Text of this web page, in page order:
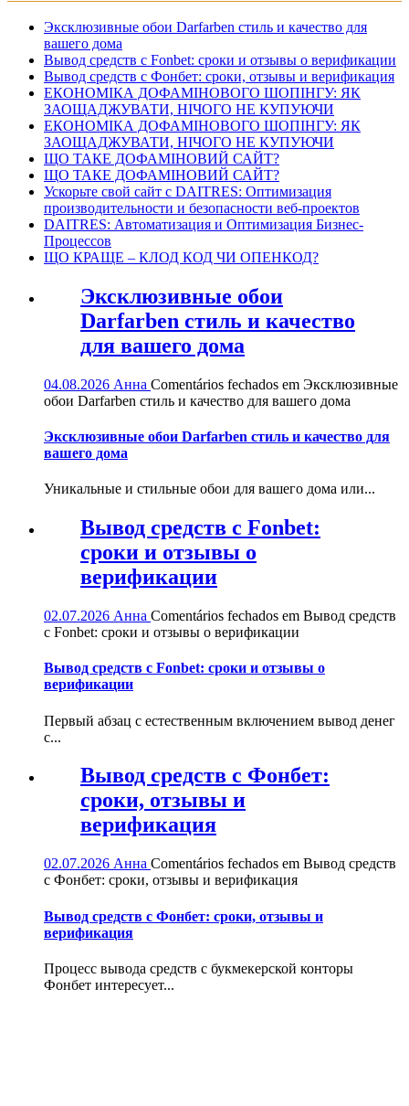
Эксклюзивные обои Darfarben стиль и качество для
вашего дома
Вывод средств с Fonbet: сроки и отзывы о верификации
Вывод средств с Фонбет: сроки, отзывы и верификация
ЕКОНОМІКА ДОФАМІНОВОГО ШОПІНГУ: ЯК
ЗАОЩАДЖУВАТИ, НІЧОГО НЕ КУПУЮЧИ
ЕКОНОМІКА ДОФАМІНОВОГО ШОПІНГУ: ЯК
ЗАОЩАДЖУВАТИ, НІЧОГО НЕ КУПУЮЧИ
ЩО ТАКЕ ДОФАМІНОВИЙ САЙТ?
ЩО ТАКЕ ДОФАМІНОВИЙ САЙТ?
Ускорьте свой сайт с DAITRES: Оптимизация
производительности и безопасности веб-проектов
DAITRES: Автоматизация и Оптимизация Бизнес-
Процессов
ЩО КРАЩЕ – КЛОД КОД ЧИ ОПЕНКОД?
Эксклюзивные обои
Darfarben стиль и качество
для вашего дома
04.08.2026 Анна Comentários fechados em Эксклюзивные
обои Darfarben стиль и качество для вашего дома
Эксклюзивные обои Darfarben стиль и качество для
вашего дома
Уникальные и стильные обои для вашего дома или...
Вывод средств с Fonbet:
сроки и отзывы о
верификации
02.07.2026 Анна Comentários fechados em Вывод средств
с Fonbet: сроки и отзывы о верификации
Вывод средств с Fonbet: сроки и отзывы о
верификации
Первый абзац с естественным включением вывод денег
с...
Вывод средств с Фонбет:
сроки, отзывы и
верификация
02.07.2026 Анна Comentários fechados em Вывод средств
с Фонбет: сроки, отзывы и верификация
Вывод средств с Фонбет: сроки, отзывы и
верификация
Процесс вывода средств с букмекерской конторы
Фонбет интересует...